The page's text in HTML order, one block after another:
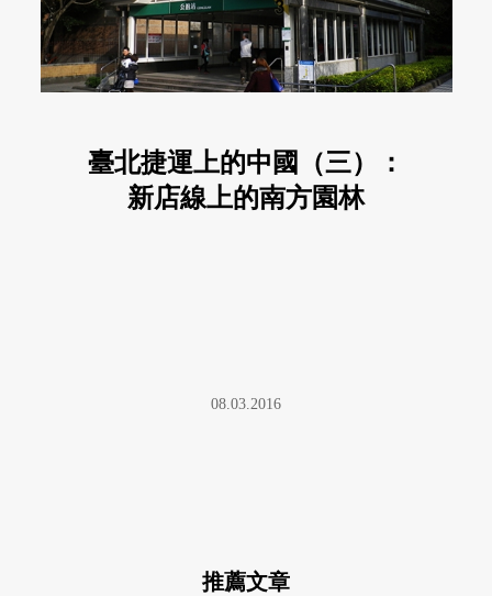
臺北捷運上的中國（三）：
新店線上的南方園林
08.03.2016
推薦文章